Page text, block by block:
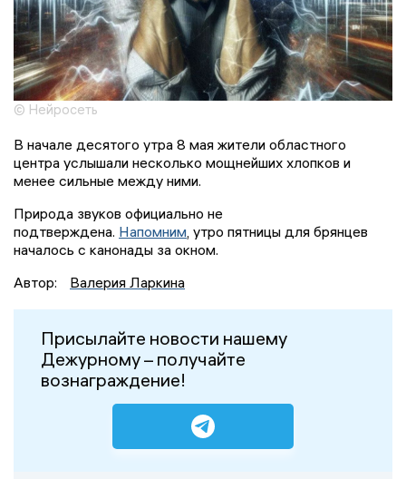
© Нейросеть
В начале десятого утра 8 мая жители областного
центра услышали несколько мощнейших хлопков и
менее сильные между ними.
Природа звуков официально не
подтверждена. Напомним, утро пятницы для брянцев
началось с канонады за окном.
Автор:
Валерия Ларкина
Присылайте новости нашему
Дежурному – получайте
вознаграждение!